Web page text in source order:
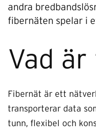
andra
fibernäten spelar i
Vad
Fibernät är ett
transporterar data
tunn, flexibel och